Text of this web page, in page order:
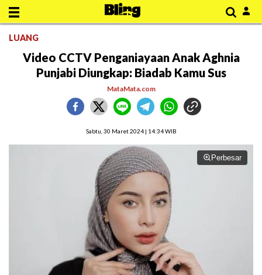
LUANG
Video CCTV Penganiayaan Anak Aghnia
Punjabi Diungkap: Biadab Kamu Sus
MataMata.com
Sabtu, 30 Maret 2024 | 14:34 WIB
Perbesar